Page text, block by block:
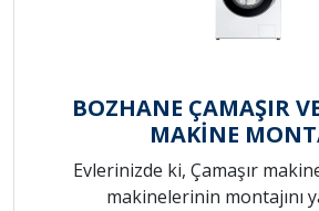
BOZHANE ÇAMAŞIR
MAKİNE
Evlerinizde ki, Çamaşır
makinelerinin montajını